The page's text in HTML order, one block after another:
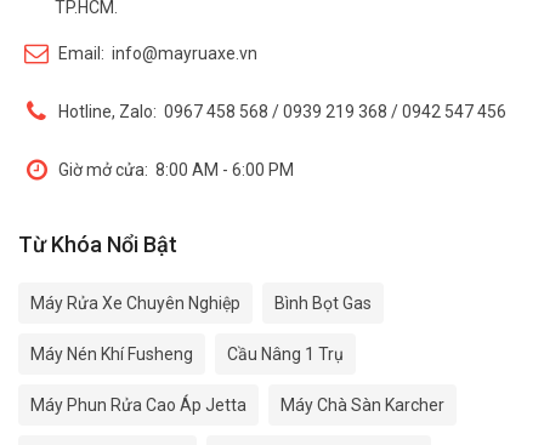
TP.HCM.
Email: info@mayruaxe.vn
Hotline, Zalo: 0967 458 568 / 0939 219 368 / 0942 547 456
Giờ mở cửa: 8:00 AM - 6:00 PM
Từ Khóa Nổi Bật
Máy Rửa Xe Chuyên Nghiệp Bình Bọt Gas
Máy Nén Khí Fusheng Cầu Nâng 1 Trụ
Máy Phun Rửa Cao Áp Jetta Máy Chà Sàn Karcher